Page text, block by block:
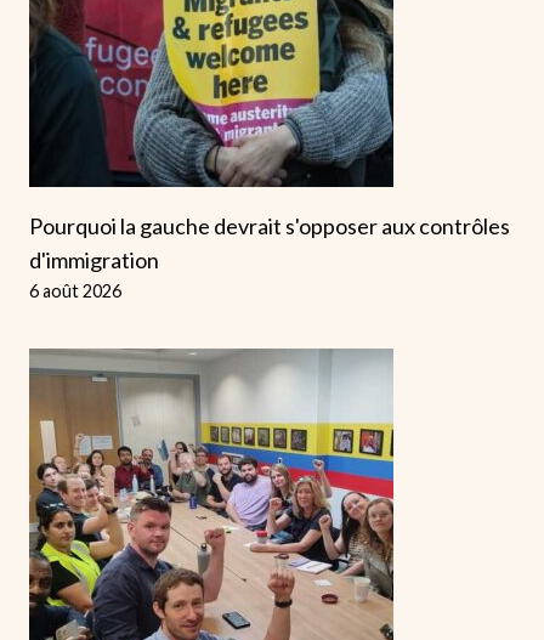
Pourquoi la gauche devrait s'opposer aux contrôles
d'immigration
6 août 2026